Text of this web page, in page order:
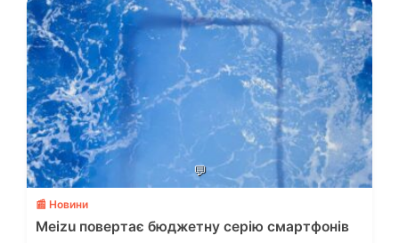
💬
📰 Новини
Meizu повертає бюджетну серію смартфонів